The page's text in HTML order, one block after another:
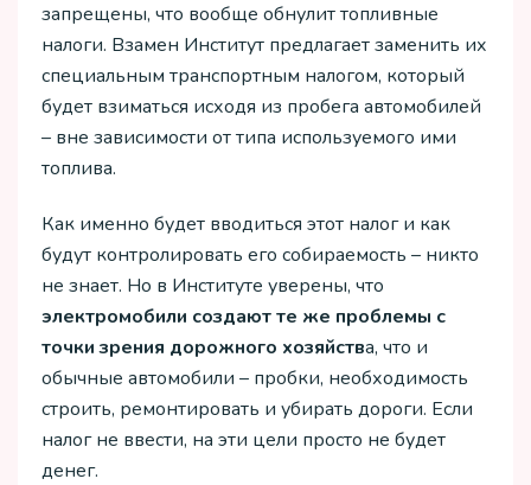
запрещены, что вообще обнулит топливные
налоги. Взамен Институт предлагает заменить их
специальным транспортным налогом, который
будет взиматься исходя из пробега автомобилей
– вне зависимости от типа используемого ими
топлива.
Как именно будет вводиться этот налог и как
будут контролировать его собираемость – никто
не знает. Но в Институте уверены, что
электромобили создают те же проблемы с
точки зрения дорожного хозяйства, что и
обычные автомобили – пробки, необходимость
строить, ремонтировать и убирать дороги. Если
налог не ввести, на эти цели просто не будет
денег.